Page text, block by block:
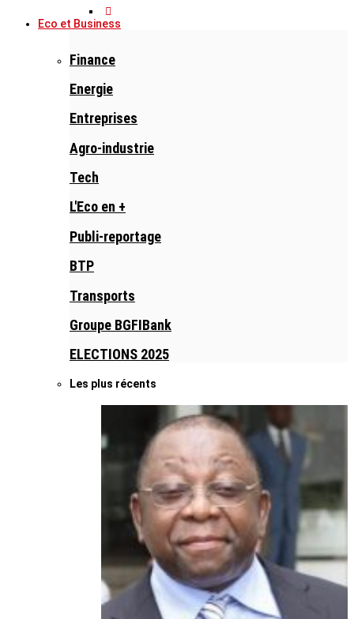
Eco et Business
Finance
Energie
Entreprises
Agro-industrie
Tech
L'Eco en +
Publi-reportage
BTP
Transports
Groupe BGFIBank
ELECTIONS 2025
Les plus récents